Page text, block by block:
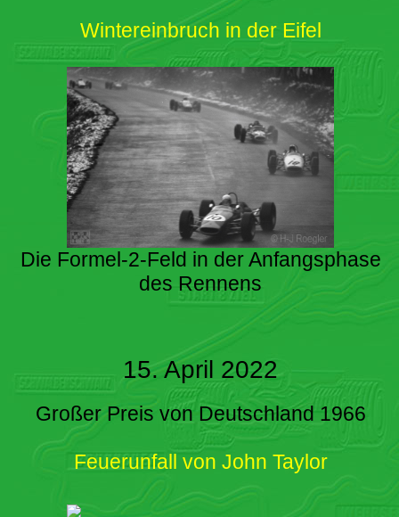
Wintereinbruch in der Eifel
Die Formel-2-Feld in der Anfangsphase
des Rennens
15. April 2022
Großer Preis von Deutschland 1966
Feuerunfall von John Taylor